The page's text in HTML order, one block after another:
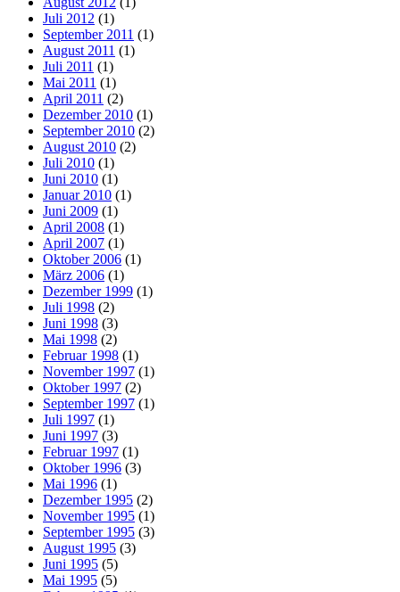
Juli 2012 (1)
September 2011 (1)
August 2011 (1)
Juli 2011 (1)
Mai 2011 (1)
April 2011 (2)
Dezember 2010 (1)
September 2010 (2)
August 2010 (2)
Juli 2010 (1)
Juni 2010 (1)
Januar 2010 (1)
Juni 2009 (1)
April 2008 (1)
April 2007 (1)
Oktober 2006 (1)
März 2006 (1)
Dezember 1999 (1)
Juli 1998 (2)
Juni 1998 (3)
Mai 1998 (2)
Februar 1998 (1)
November 1997 (1)
Oktober 1997 (2)
September 1997 (1)
Juli 1997 (1)
Juni 1997 (3)
Februar 1997 (1)
Oktober 1996 (3)
Mai 1996 (1)
Dezember 1995 (2)
November 1995 (1)
September 1995 (3)
August 1995 (3)
Juni 1995 (5)
Mai 1995 (5)